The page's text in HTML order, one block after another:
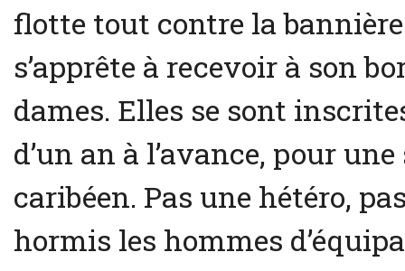
flotte tout contre la
s’apprête à recevoir à son
dames. Elles se sont
d’un an à l’avance, pour
caribéen. Pas une hétéro,
hormis les hommes